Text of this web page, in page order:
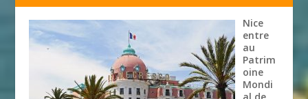
Nice
entre
au
Patrim
oine
Mondi